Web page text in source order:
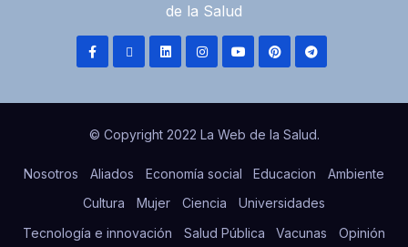
de la Salud
© Copyright 2022 La Web de la Salud.
Nosotros Aliados Economía social Educacion
Ambiente
Cultura
Mujer Ciencia
Universidades
Tecnología e innovación
Salud Pública Vacunas Opinión